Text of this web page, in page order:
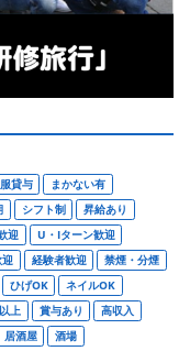
貸与
まかない有
シフト制
昇給あり
迎
U・Iターン歓迎
迎 経験者歓迎
禁煙・分煙
ひげOK
ネイルOK
上 賞与あり
高収入
居酒屋 酒場